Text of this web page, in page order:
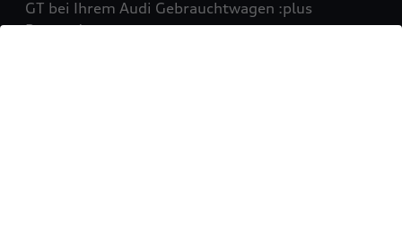
GT bei Ihrem Audi Gebrauchtwagen :plus
Partner!